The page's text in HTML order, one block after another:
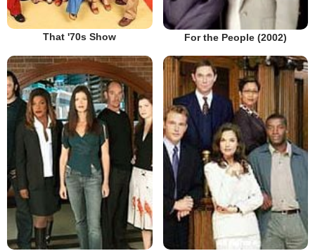
That '70s Show For the People (2002)